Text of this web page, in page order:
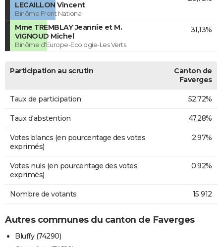
LECAILLON Vincent
Binôme Front National
Mme TREMBLAY Jeannie et M.
VIGNOUD Michel
Binôme d'Europe-Ecologie-Les Verts
31,13%
Participation au scrutin
Canton de
Faverges
Taux de participation 52,72%
Taux d'abstention 47,28%
Votes blancs (en pourcentage des votes
exprimés)
2,97%
Votes nuls (en pourcentage des votes
exprimés)
0,92%
Nombre de votants 15 912
Autres communes du canton de Faverges
Bluffy (74290)